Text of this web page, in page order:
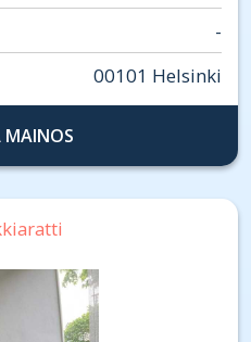
-
00101 Helsinki